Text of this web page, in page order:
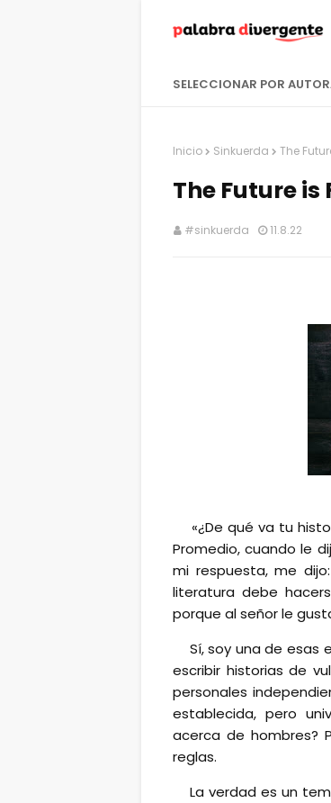
SELECCIONAR POR
Inicio Sinkuerda The
The Future is
#sinkuerda 11.8.22
«¿De qué va tu
Promedio, cuando le
mi respuesta, me
literatura debe
porque al señor le
Sí, soy una de esas
escribir historias de
personales
establecida, pero
acerca de hombres?
reglas.
La verdad es un